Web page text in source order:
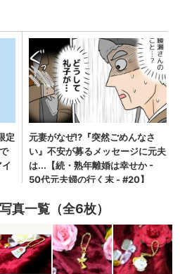
真一覧（全6枚）